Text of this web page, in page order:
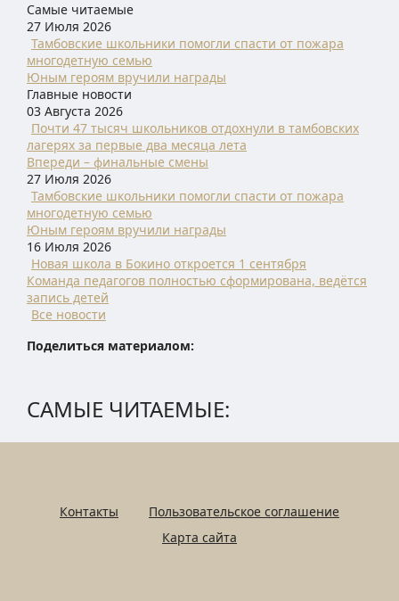
Самые читаемые
27 Июля 2026
Тамбовские школьники помогли спасти от пожара
многодетную семью
Юным героям вручили награды
Главные новости
03 Августа 2026
Почти 47 тысяч школьников отдохнули в тамбовских
лагерях за первые два месяца лета
Впереди – финальные смены
27 Июля 2026
Тамбовские школьники помогли спасти от пожара
многодетную семью
Юным героям вручили награды
16 Июля 2026
Новая школа в Бокино откроется 1 сентября
Команда педагогов полностью сформирована, ведётся
запись детей
Все новости
Поделиться материалом:
САМЫЕ ЧИТАЕМЫЕ:
Контакты
Пользовательское соглашение
Карта сайта